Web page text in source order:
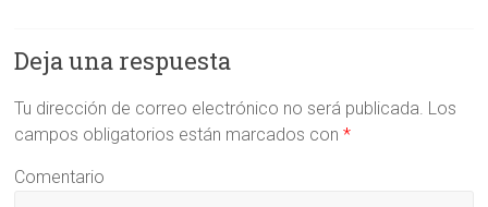
Deja una respuesta
Tu dirección de correo electrónico no será publicada. Los
campos obligatorios están marcados con*
Comentario